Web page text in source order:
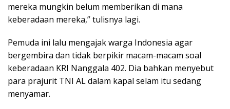
mereka mungkin belum memberikan di mana
keberadaan mereka,” tulisnya lagi.
Pemuda ini lalu mengajak warga Indonesia agar
bergembira dan tidak berpikir macam-macam soal
keberadaan KRI Nanggala 402. Dia bahkan menyebut
para prajurit TNI AL dalam kapal selam itu sedang
menyamar.